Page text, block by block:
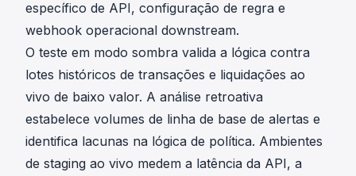
específico de API, configuração de regra e
webhook operacional downstream.
O teste em modo sombra valida a lógica contra
lotes históricos de transações e liquidações ao
vivo de baixo valor. A análise retroativa
estabelece volumes de linha de base de alertas e
identifica lacunas na lógica de política. Ambientes
de staging ao vivo medem a latência da API, a